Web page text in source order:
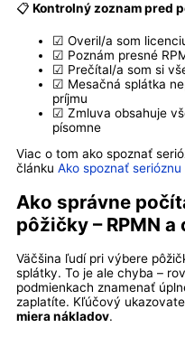
📋 Kontrolný zoznam pred
☑ Overil/a som
☑ Poznám presné
☑ Prečítal/a som si
☑ Mesačná splátka
príjmu
☑ Zmluva obsahuje
písomne
Viac o tom ako spoznať
článku Ako spoznať
Ako správne
pôžičky – RPMN
Väčšina ľudí pri výbere
splátky. To je ale chyba –
podmienkach znamenať
zaplatíte. Kľúčový
miera nákladov.